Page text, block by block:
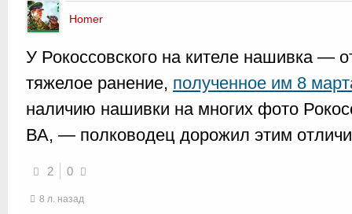
Homer
У Рокоссовского на кителе нашивка —
тяжелое ранение, полученное им 8
наличию нашивки на многих фото
ВА, — полководец дорожил этим
2 0
8 л. назад